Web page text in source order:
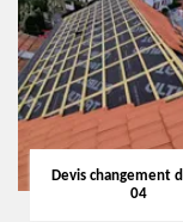
Devis changement
04